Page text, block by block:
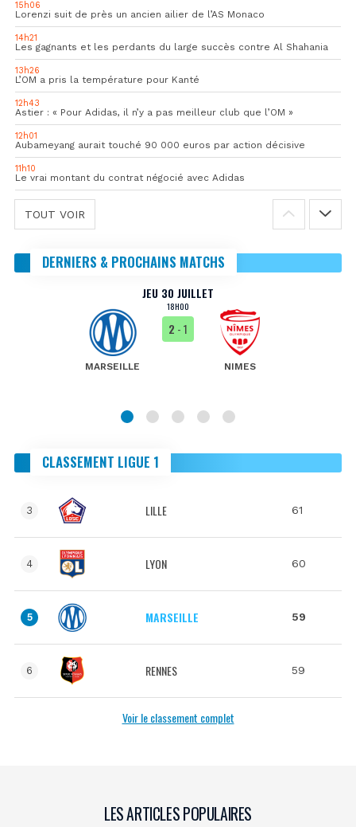
15h06
Lorenzi suit de près un ancien ailier de l’AS Monaco
14h21
Les gagnants et les perdants du large succès contre Al Shahania
13h26
L’OM a pris la température pour Kanté
12h43
Astier : « Pour Adidas, il n’y a pas meilleur club que l’OM »
12h01
Aubameyang aurait touché 90 000 euros par action décisive
11h10
Le vrai montant du contrat négocié avec Adidas
TOUT VOIR
DERNIERS & PROCHAINS MATCHS
JEU 30 JUILLET
18H00
MARSEILLE
2 - 1
NIMES
CLASSEMENT LIGUE 1
3 LILLE 61
4 LYON 60
5 MARSEILLE 59
6 RENNES 59
Voir le classement complet
LES ARTICLES POPULAIRES